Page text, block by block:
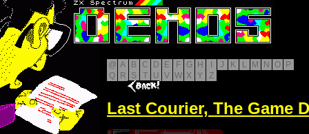
@ A B C D E F G H J K L M N O
P
Q
R S T U V W X Y Z
Last Courier, The Game